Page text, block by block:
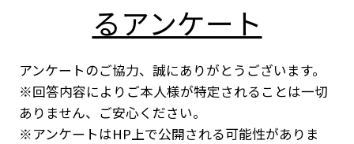
るアンケート
アンケートのご協力、誠にありがとうございます。
※回答内容によりご本人様が特定されることは一切
ありません、ご安心ください。
※アンケートはHP上で公開される可能性がありま